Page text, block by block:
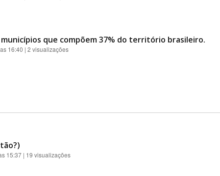
que compõem 37% do território brasileiro.
16:40 | 2 visualizações
15:37 | 19 visualizações